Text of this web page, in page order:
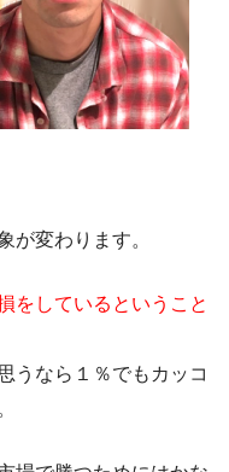
が変わります。
をしているということ
うなら１％でもカッコ